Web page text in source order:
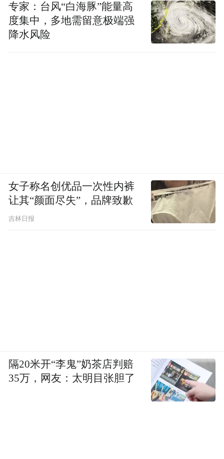
专家：台风“白海豚”能量高
度集中，多地需留意极端强
降水风险
女子称名创优品一次性内裤
让其“颜面尽失”，品牌致歉
吉林日报
隔20米开“李鬼”奶茶店判赔
35万，网友：太明目张胆了